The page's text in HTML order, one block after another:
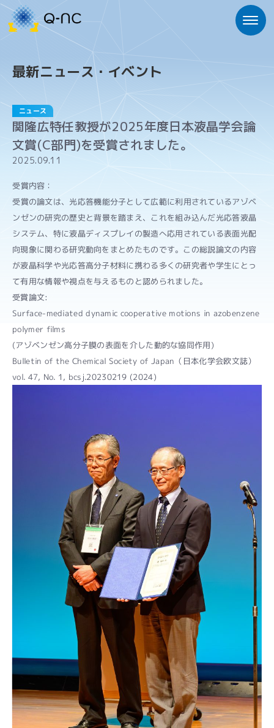
最新ニュース・イベント
ニュース
関隆広特任教授が2025年度日本液晶学会論
文賞(C部門)を受賞されました。
2025.09.11
受賞内容：
受賞の論文は、光応答機能分子として広範に利用されているアゾベ
ンゼンの研究の歴史と背景を踏まえ、これを組み込んだ光応答液晶
システム、特に液晶ディスプレイの製造へ応用されている表面光配
向現象に関わる研究動向をまとめたものです。この総説論文の内容
が液晶科学や光応答高分子材料に携わる多くの研究者や学生にとっ
て有用な情報や視点を与えるものと認められました。
受賞論文:
Surface-mediated dynamic cooperative motions in azobenzene
polymer films
(アゾベンゼン高分子膜の表面を介した動的な協同作用)
Bulletin of the Chemical Society of Japan（日本化学会欧文誌）
vol. 47, No. 1, bcsj.20230219 (2024)